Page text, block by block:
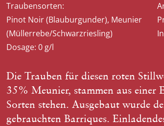
Traubensorten:
Pinot Noir (Blauburgunder), Meunier
(Müllerrebe/Schwarzriesling)
Dosage: 0 g/l
Die Trauben für diesen roten
35% Meunier, stammen aus einer
Sorten stehen. Ausgebaut wurde
gebrauchten Barriques.